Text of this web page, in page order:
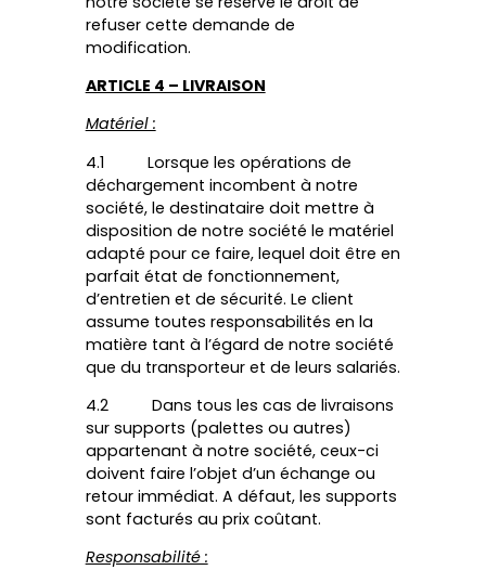
refuser cette demande de
modification.
ARTICLE 4 – LIVRAISON
Matériel :
4.1 Lorsque les opérations de
déchargement incombent à notre
société, le destinataire doit mettre à
disposition de notre société le matériel
adapté pour ce faire, lequel doit être en
parfait état de fonctionnement,
d’entretien et de sécurité. Le client
assume toutes responsabilités en la
matière tant à l’égard de notre société
que du transporteur et de leurs salariés.
4.2 Dans tous les cas de livraisons
sur supports (palettes ou autres)
appartenant à notre société, ceux-ci
doivent faire l’objet d’un échange ou
retour immédiat. A défaut, les supports
sont facturés au prix coûtant.
Responsabilité :